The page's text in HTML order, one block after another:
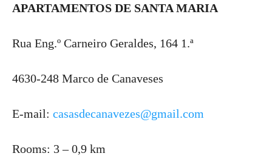
APARTAMENTOS DE SANTA MARIA
Rua Eng.º Carneiro Geraldes, 164 1.ª
4630-248 Marco de Canaveses
E-mail: casasdecanavezes@gmail.com
Rooms: 3 – 0,9 km